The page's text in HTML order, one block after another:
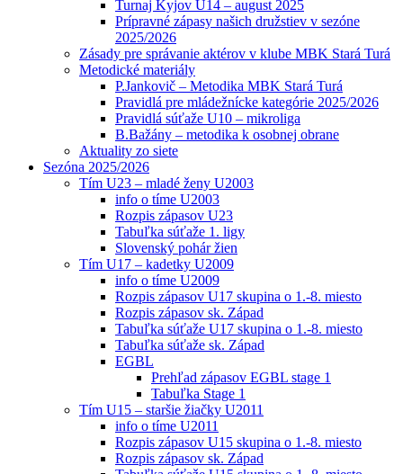
Turnaj Kyjov U14 – august 2025
Prípravné zápasy našich družstiev v sezóne
2025/2026
Zásady pre správanie aktérov v klube MBK Stará Turá
Metodické materiály
P.Jankovič – Metodika MBK Stará Turá
Pravidlá pre mládežnícke kategórie 2025/2026
Pravidlá súťaže U10 – mikroliga
B.Bažány – metodika k osobnej obrane
Aktuality zo siete
Sezóna 2025/2026
Tím U23 – mladé ženy U2003
info o tíme U2003
Rozpis zápasov U23
Tabuľka súťaže 1. ligy
Slovenský pohár žien
Tím U17 – kadetky U2009
info o tíme U2009
Rozpis zápasov U17 skupina o 1.-8. miesto
Rozpis zápasov sk. Západ
Tabuľka súťaže U17 skupina o 1.-8. miesto
Tabuľka súťaže sk. Západ
EGBL
Prehľad zápasov EGBL stage 1
Tabuľka Stage 1
Tím U15 – staršie žiačky U2011
info o tíme U2011
Rozpis zápasov U15 skupina o 1.-8. miesto
Rozpis zápasov sk. Západ